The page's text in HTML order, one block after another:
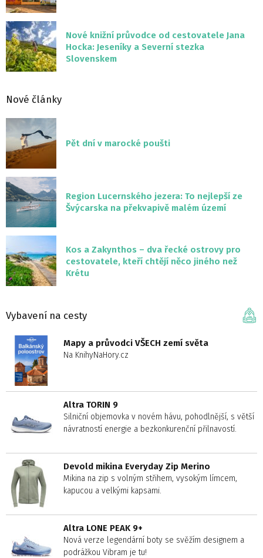
Nové knižní průvodce od cestovatele Jana
Hocka: Jeseníky a Severní stezka
Slovenskem
Nové články
Pět dní v marocké poušti
Region Lucernského jezera: To nejlepší ze
Švýcarska na překvapivě malém území
Kos a Zakynthos – dva řecké ostrovy pro
cestovatele, kteří chtějí něco jiného než
Krétu
Vybavení na cesty
Mapy a průvodci VŠECH zemí světa
Na KnihyNaHory.cz
Altra TORIN 9
Silniční objemovka v novém hávu, pohodlnější, s větší
návratností energie a bezkonkurenční přilnavostí.
Devold mikina Everyday Zip Merino
Mikina na zip s volným střihem, vysokým límcem,
kapucou a velkými kapsami.
Altra LONE PEAK 9+
Nová verze legendární boty se svěžím designem a
podrážkou Vibram je tu!